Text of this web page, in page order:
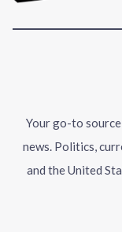
Your go-to
news. Politics,
and the United